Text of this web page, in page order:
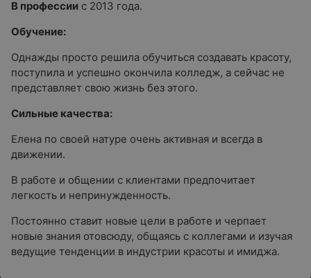
В профессии с 2013 года.
Обучение:
Однажды просто решила обучиться создавать красоту,
поступила и успешно окончила колледж, а сейчас не
представляет свою жизнь без этого.
Сильные качества:
Елена по своей натуре очень активная и всегда в
движении.
В работе и общении с клиентами предпочитает
легкость и непринужденность.
Постоянно ставит новые цели в работе и черпает
новые знания отовсюду, общаясь с коллегами и изучая
ведущие тенденции в индустрии красоты и имиджа.